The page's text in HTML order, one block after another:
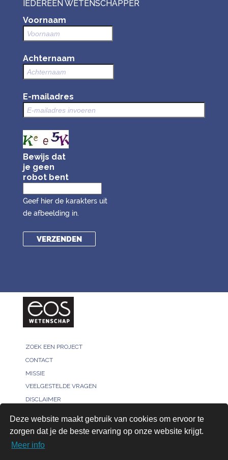
Deze website maakt gebruik van cookies om ervoor te
zorgen dat je de beste ervaring op onze website krijgt.
Meer info
IEDEREEN WETENSCHAPPER
Voornaam
Achternaam
E-mailadres
Bewijs dat
je geen
robot bent
Geef hier de karakters uit
de afbeelding in.
ZOEK EEN PROJECT
CONTACT
MISSIE
VEELGESTELDE VRAGEN
DISCLAIMER